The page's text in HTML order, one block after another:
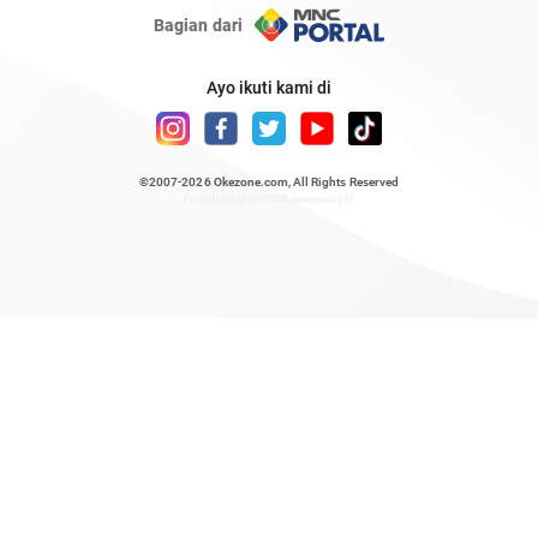
Bagian dari
Ayo ikuti kami di
©2007-2026 Okezone.com , All Rights Reserved